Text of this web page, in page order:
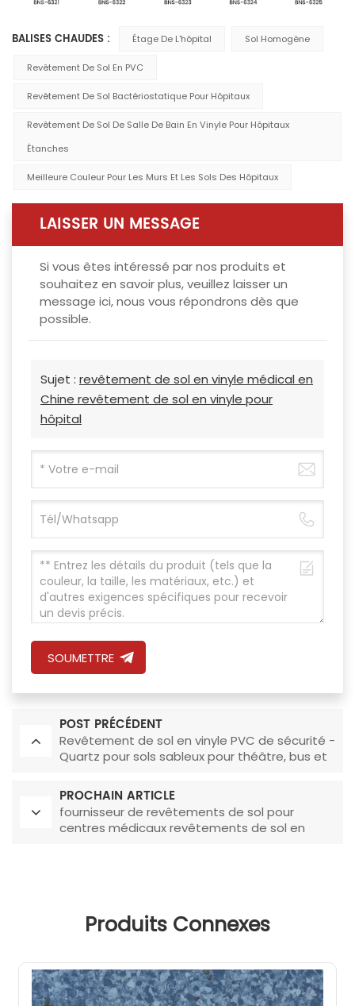
BALISES CHAUDES : Étage De L'hôpital Sol Homogène
Revêtement De Sol En PVC
Revêtement De Sol Bactériostatique Pour Hôpitaux
Revêtement De Sol De Salle De Bain En Vinyle Pour Hôpitaux
Étanches
Meilleure Couleur Pour Les Murs Et Les Sols Des Hôpitaux
LAISSER UN MESSAGE
Si vous êtes intéressé par nos produits et
souhaitez en savoir plus, veuillez laisser un
message ici, nous vous répondrons dès que
possible.
Sujet : revêtement de sol en vinyle médical en
Chine revêtement de sol en vinyle pour
hôpital
SOUMETTRE
POST PRÉCÉDENT
Revêtement de sol en vinyle PVC de sécurité -
Quartz pour sols sableux pour théâtre, bus et
PROCHAIN ARTICLE
fournisseur de revêtements de sol pour
centres médicaux revêtements de sol en
Produits Connexes